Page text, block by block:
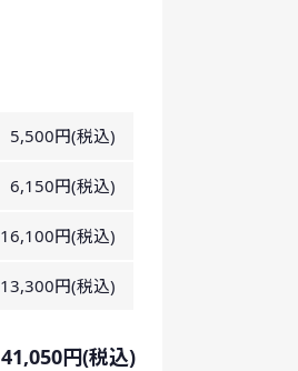
5,500円(税込)
6,150円(税込)
16,100円(税込)
13,300円(税込)
41,050円(税込)